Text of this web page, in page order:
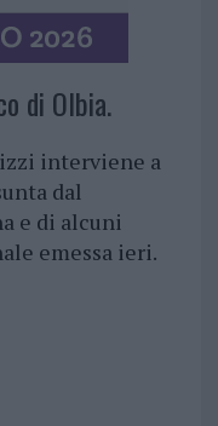
di Olbia.
interviene a
dal
e di alcuni
emessa ieri.